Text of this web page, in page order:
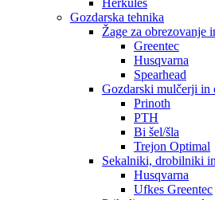
Herkules
Gozdarska tehnika
Žage za obrezovanje
Greentec
Husqvarna
Spearhead
Gozdarski mulčerji in
Prinoth
PTH
Bi šel/šla
Trejon Optimal
Sekalniki, drobilniki
Husqvarna
Ufkes Greentec